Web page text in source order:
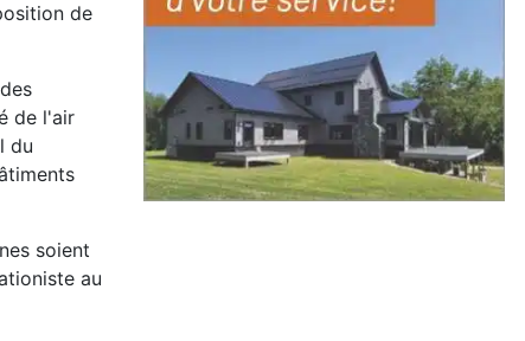
de
de l'air
du
soient
au